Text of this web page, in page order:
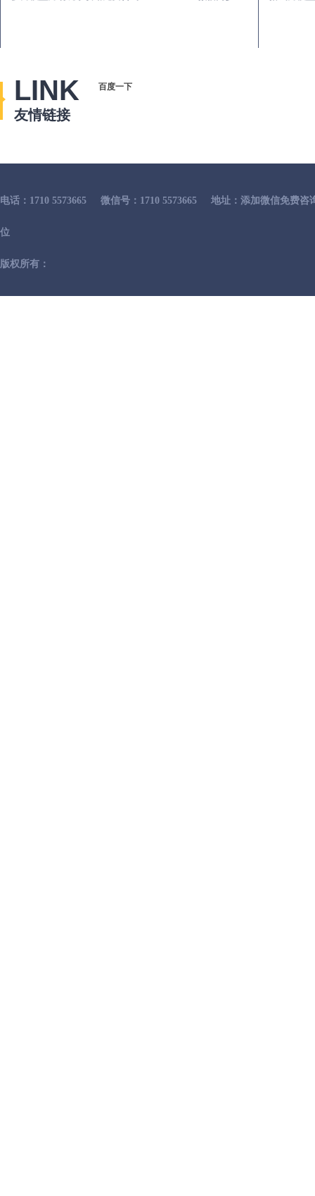
LINK
友情链接
百度一下
电话：1710 5573665 微信号：1710 5573665 地址：添加微信免费咨
位
版权所有：